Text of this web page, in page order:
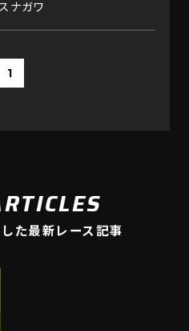
ナガワ
1
た最新レース記事